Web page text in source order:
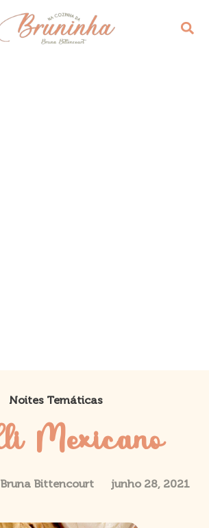
Noites Temáticas
Mexicano
Bittencourt junho 28, 2021